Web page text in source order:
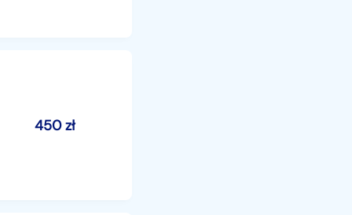
450zł